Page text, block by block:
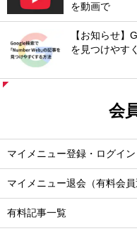
を動画で
【お知らせ
を見つけやす
会
マイメニュー登録・ログイン
マイメニュー退会（有料会員
有料記事一覧